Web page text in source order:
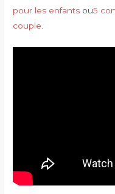
pour les enfants ou5
couple.